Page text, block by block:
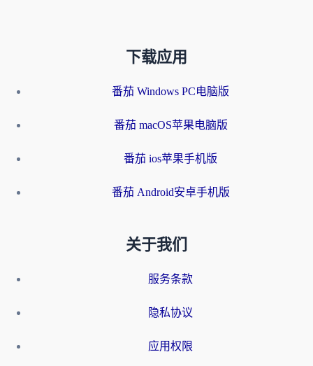
下载应用
番茄 Windows PC电脑版
番茄 macOS苹果电脑版
番茄 ios苹果手机版
番茄 Android安卓手机版
关于我们
服务条款
隐私协议
应用权限